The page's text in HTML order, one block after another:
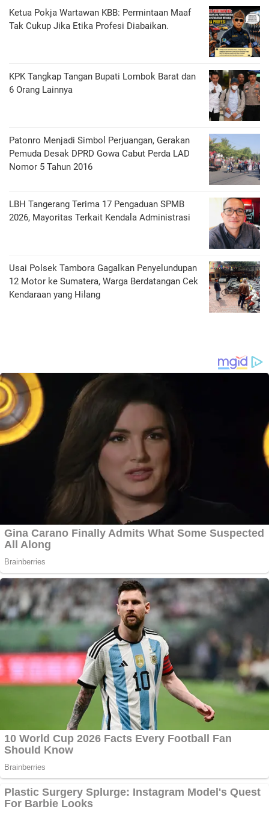
Ketua Pokja Wartawan KBB: Permintaan Maaf
Tak Cukup Jika Etika Profesi Diabaikan.
KPK Tangkap Tangan Bupati Lombok Barat dan
6 Orang Lainnya
Patonro Menjadi Simbol Perjuangan, Gerakan
Pemuda Desak DPRD Gowa Cabut Perda LAD
Nomor 5 Tahun 2016
LBH Tangerang Terima 17 Pengaduan SPMB
2026, Mayoritas Terkait Kendala Administrasi
Usai Polsek Tambora Gagalkan Penyelundupan
12 Motor ke Sumatera, Warga Berdatangan Cek
Kendaraan yang Hilang